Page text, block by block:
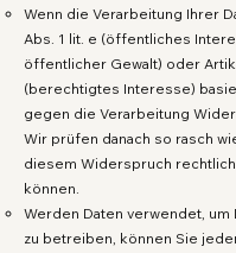
Wenn die Verarbeitung Ihrer
Abs. 1 lit. e (öffentliches
öffentlicher Gewalt) oder
(berechtigtes Interesse)
gegen die Verarbeitung
Wir prüfen danach so rasch
diesem Widerspruch
können.
Werden Daten verwendet,
zu betreiben, können Sie